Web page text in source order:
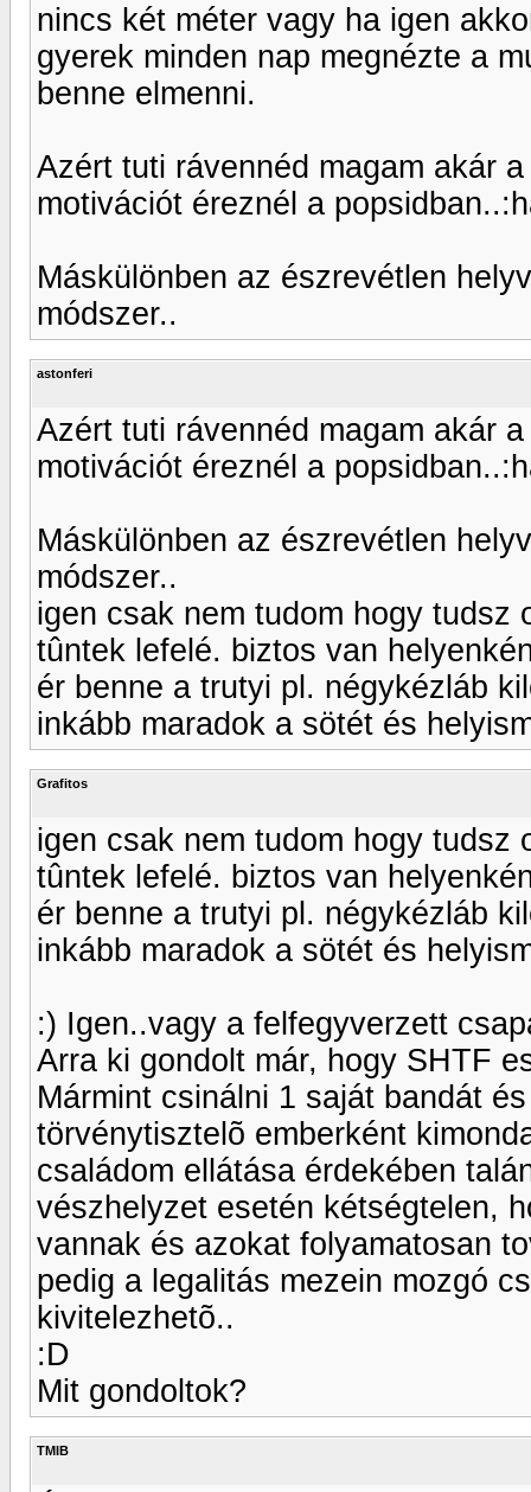
nincs két méter vagy ha igen
gyerek minden nap megnézte a
benne elmenni.
Azért tuti rávennéd magam akár
motivációt éreznél a
Máskülönben az észrevétlen
módszer..
astonferi
Azért tuti rávennéd magam akár
motivációt éreznél a
Máskülönben az észrevétlen
módszer..
igen csak nem tudom hogy tudsz
tûntek lefelé. biztos van
ér benne a trutyi pl. négykézláb
inkább maradok a sötét és
Grafitos
igen csak nem tudom hogy tudsz
tûntek lefelé. biztos van
ér benne a trutyi pl. négykézláb
inkább maradok a sötét és
:) Igen..vagy a felfegyverzett
Arra ki gondolt már, hogy SHTF
Mármint csinálni 1 saját bandát
törvénytisztelõ emberként
családom ellátása érdekében
vészhelyzet esetén kétségtelen,
vannak és azokat folyamatosan
pedig a legalitás mezein mozgó
kivitelezhetõ..
:D
Mit gondoltok?
TMIB